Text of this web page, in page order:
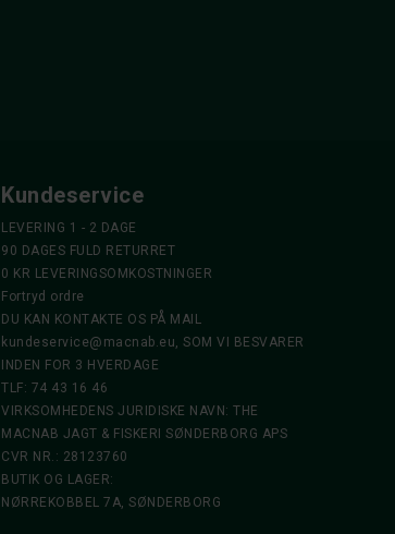
Kundeservice
LEVERING 1 - 2 DAGE
90 DAGES FULD RETURRET
0 KR LEVERINGSOMKOSTNINGER
Fortryd ordre
DU KAN KONTAKTE OS PÅ MAIL
kundeservice@macnab.eu, SOM VI BESVARER
INDEN FOR 3 HVERDAGE
TLF: 74 43 16 46
VIRKSOMHEDENS JURIDISKE NAVN: THE
MACNAB JAGT & FISKERI SØNDERBORG APS
CVR NR.: 28123760
BUTIK OG LAGER:
NØRREKOBBEL 7A, SØNDERBORG